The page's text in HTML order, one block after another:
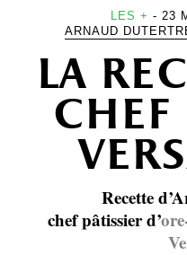
ABONNEMENT
LES + - 23
ARNAUD
la
chef
Recette
chef pâtissier d’